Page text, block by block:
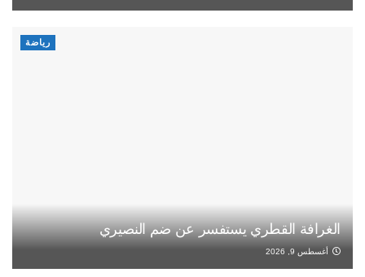
رياضة
الغرافة القطري يستفسر عن ضم النصيري
أغسطس 9, 2026